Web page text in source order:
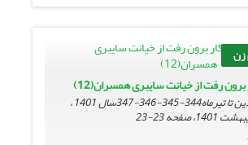
زن
رفت از خیانت سایبری همسران(12)
دوره 31، فروردین تا تیرماه344-345-346-347سال 1401 ،
صفحه
23-23